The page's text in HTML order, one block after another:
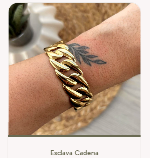
Esclava Cadena